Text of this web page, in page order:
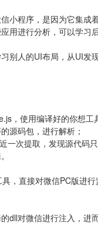
小程序，是因为它集成
用进行分析，可以学习
别人的UI布局，从UI发
，使用编译好的你想工
源码包，进行解析；
一次提取，发现源代码
，直接对微信PC版进
dll对微信进行注入，进